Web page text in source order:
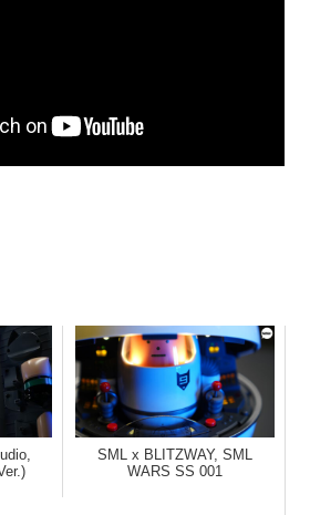
SML x BLITZWAY, SML
WARS SS 001